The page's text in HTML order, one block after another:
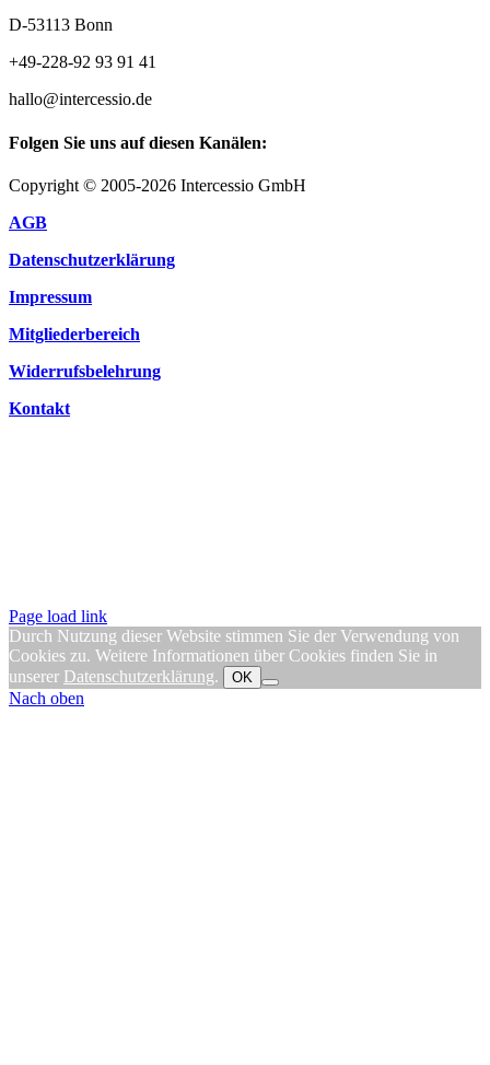
D-53113 Bonn
+49-228-92 93 91 41
hallo@intercessio.de
Folgen Sie uns auf diesen Kanälen:
Copyright © 2005-2026 Intercessio GmbH
AGB
Datenschutzerklärung
Impressum
Mitgliederbereich
Widerrufsbelehrung
Kontakt
Page load link
Durch Nutzung dieser Website stimmen Sie der Verwendung von
Cookies zu. Weitere Informationen über Cookies finden Sie in
unserer Datenschutzerklärung. OK
Nach oben